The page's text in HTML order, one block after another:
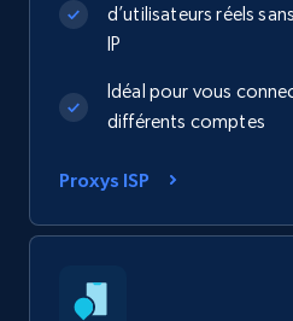
d’utilisateurs réels
IP
Idéal pour vous
différents comptes
Proxys ISP